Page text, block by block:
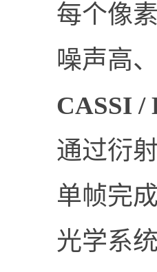
每个像
噪声高
CASSI /
通过衍
单帧完
光学系